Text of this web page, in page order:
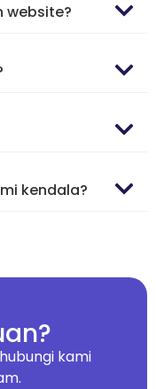
website?
kendala?
kami